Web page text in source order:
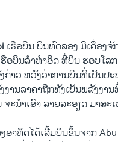
ເຮືອບິນ​ ບິນ​ທົດ​ລອງ ມີ​ເຄື່ອງ
ຮືອບິນ​ລຳ​ທຳ​ອິດ ທີ່​ບິນ​ ຮອບ​ໂລ
າວ ຫວັງ​ວ່າ​ການບິນທີ່ເປັນປ
ງານ​ລາຄາ​ຖືກ​ທັງ​ເປັນພລັງ​ງາ
ະ​ນຳເອົາ ລາຍ​ລະອຽດ ​ມາສະ​
ອາທິດ​ໄດ້​ເລີ້ມ​ບິນ​ຂຶ້ນ​ຈາກ